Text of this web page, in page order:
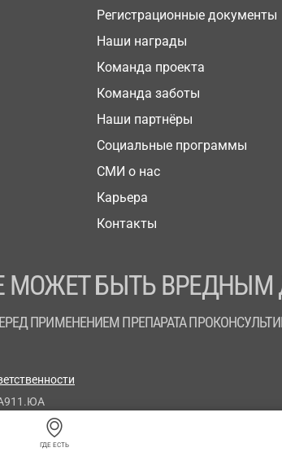
ГДЕ ЕСТЬ
Регистрационные документы
Наши награды
Команда проекта
Команда заботы
Наши партнёры
Социальные программы
СМИ о нас
Карьера
Контакты
МОЖЕТ БЫТЬ ВРЕДНЫМ
ПРИМЕНЕНИЕМ ПРЕПАРАТА